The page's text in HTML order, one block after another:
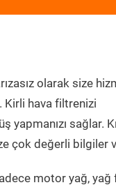
olarak size
Kirli hava filtrenizi
sağlar.
çok değerli bilgiler
motor yağ,